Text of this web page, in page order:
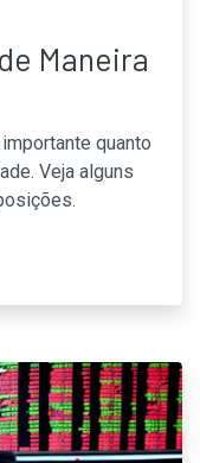
Maneira
quanto
Veja alguns